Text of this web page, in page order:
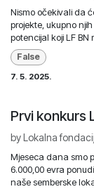
Nismo očekivali da
projekte, ukupno
potencijal koji LF BN
False
7. 5. 2025.
Prvi konkurs
byLokalna
Mjeseca dana smo
6.000,00 evra
naše semberske